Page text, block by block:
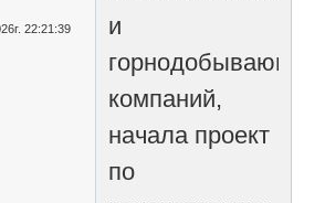
22:21:39
и
горнодобывающих
компаний,
начала проект
по